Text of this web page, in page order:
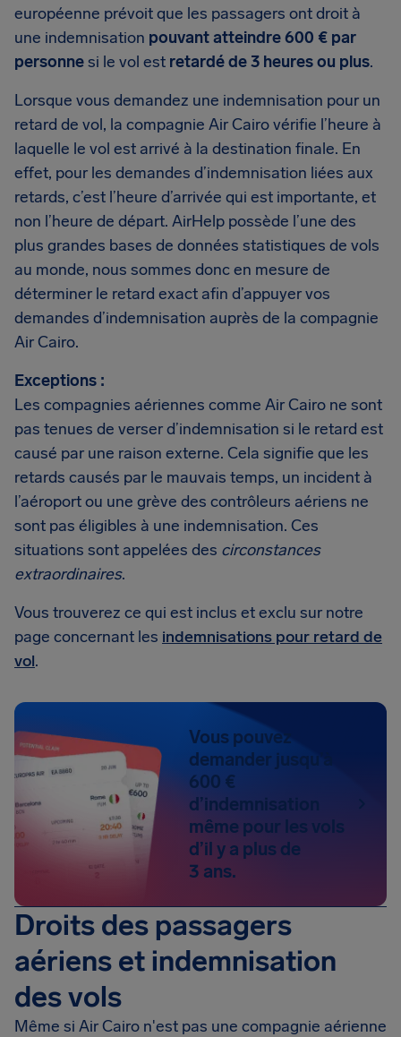
européenne prévoit que les passagers ont droit à
une indemnisation pouvant atteindre 600 € par
personnesi le vol est retardé de 3 heures ou plus.
Lorsque vous demandez une indemnisation pour un
retard de vol, la compagnie Air Cairo vérifie l’heure à
laquelle le vol est arrivé à la destination finale. En
effet, pour les demandes d’indemnisation liées aux
retards, c’est l’heure d’arrivée qui est importante, et
non l’heure de départ. AirHelp possède l’une des
plus grandes bases de données statistiques de vols
au monde, nous sommes donc en mesure de
déterminer le retard exact afin d’appuyer vos
demandes d’indemnisation auprès de la compagnie
Air Cairo.
Exceptions :
Les compagnies aériennes comme Air Cairo ne sont
pas tenues de verser d’indemnisation si le retard est
causé par une raison externe. Cela signifie que les
retards causés par le mauvais temps, un incident à
l’aéroport ou une grève des contrôleurs aériens ne
sont pas éligibles à une indemnisation. Ces
situations sont appelées des circonstances
extraordinaires.
Vous trouverez ce qui est inclus et exclu sur notre
page concernant les indemnisations pour retard de
vol.
Vous pouvez
demander jusqu’à
600 €
d’indemnisation
même pour les vols
d’il y a plus de
3 ans.
Droits des passagers
aériens et indemnisation
des vols
Même si Air Cairo n'est pas une compagnie aérienne